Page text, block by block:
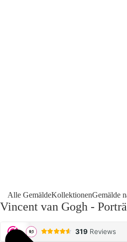
Alle GemäldeKollektionenGemälde
Vincent van Gogh -